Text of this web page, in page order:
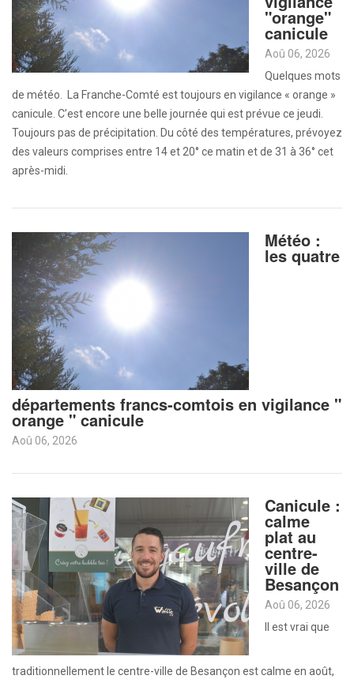
"orange"
canicule
Aoû 06, 2026
Quelques mots
de météo. La Franche-Comté est toujours en vigilance « orange »
canicule. C’est encore une belle journée qui est prévue ce jeudi.
Toujours pas de précipitation. Du côté des températures, prévoyez
des valeurs comprises entre 14 et 20° ce matin et de 31 à 36° cet
après-midi.
Météo :
les quatre
départements francs-comtois en vigilance "
orange " canicule
Aoû 06, 2026
Canicule :
calme
plat au
centre-
ville de
Besançon
Aoû 06, 2026
Il est vrai que
traditionnellement le centre-ville de Besançon est calme en août,